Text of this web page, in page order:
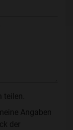
Angaben
der